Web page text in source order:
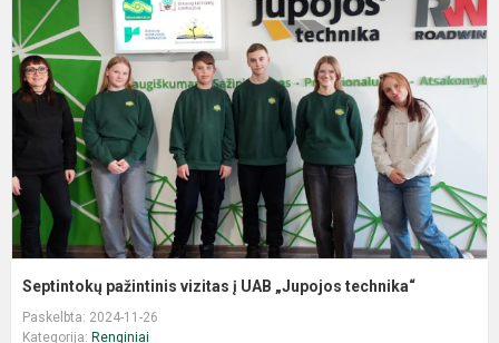
Septintokų pažintinis vizitas į UAB „Jupojos technika“
Paskelbta: 2024-11-26
Kategorija: Renginiai